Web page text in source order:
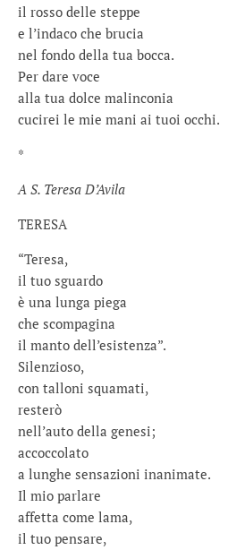
il rosso delle steppe
e l’indaco che brucia
nel fondo della tua bocca.
Per dare voce
alla tua dolce malinconia
cucirei le mie mani ai tuoi occhi.
*
A S. Teresa D’Avila
TERESA
“Teresa,
il tuo sguardo
è una lunga piega
che scompagina
il manto dell’esistenza”.
Silenzioso,
con talloni squamati,
resterò
nell’auto della genesi;
accoccolato
a lunghe sensazioni inanimate.
Il mio parlare
affetta come lama,
il tuo pensare,